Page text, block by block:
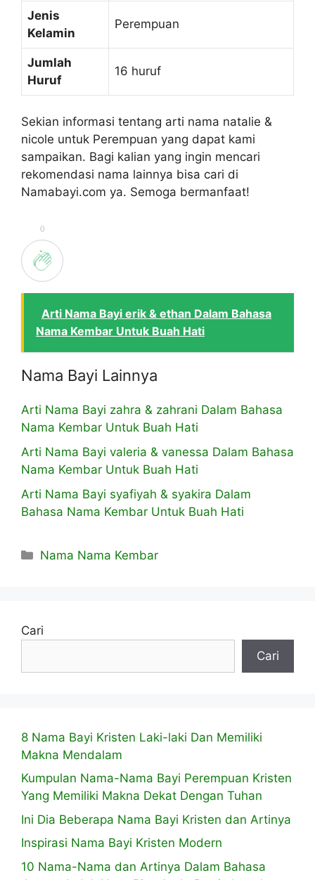
Jenis
Kelamin
Perempuan
Jumlah
Huruf
16 huruf
Sekian informasi tentang arti nama natalie &
nicole untuk Perempuan yang dapat kami
sampaikan. Bagi kalian yang ingin mencari
rekomendasi nama lainnya bisa cari di
Namabayi.com ya. Semoga bermanfaat!
0
Arti Nama Bayi erik & ethan Dalam Bahasa
Nama Kembar Untuk Buah Hati
Nama Bayi Lainnya
Arti Nama Bayi zahra & zahrani Dalam Bahasa
Nama Kembar Untuk Buah Hati
Arti Nama Bayi valeria & vanessa Dalam Bahasa
Nama Kembar Untuk Buah Hati
Arti Nama Bayi syafiyah & syakira Dalam
Bahasa Nama Kembar Untuk Buah Hati
Kategori
Nama Nama Kembar
Cari
Cari
8 Nama Bayi Kristen Laki-laki Dan Memiliki
Makna Mendalam
Kumpulan Nama-Nama Bayi Perempuan Kristen
Yang Memiliki Makna Dekat Dengan Tuhan
Ini Dia Beberapa Nama Bayi Kristen dan Artinya
Inspirasi Nama Bayi Kristen Modern
10 Nama-Nama dan Artinya Dalam Bahasa